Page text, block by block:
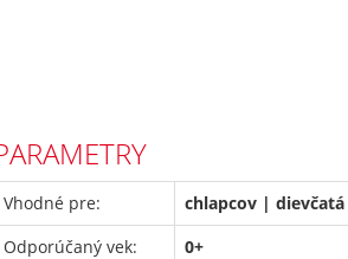
Vhodné pre:
chlapcov | dievčatá
Odporúčaný vek:
0+